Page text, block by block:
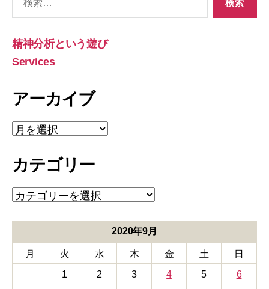
象:
精神分析という遊び
Services
アーカイブ
ア
ー
イ
カテゴリー
カ
テ
ー
2020年9月
月 火 水 木 金 土
日
1
2 3 4 5
6